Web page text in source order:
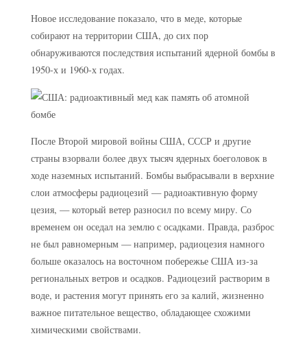
Новое исследование показало, что в меде, которые
собирают на территории США, до сих пор
обнаруживаются последствия испытаний ядерной бомбы в
1950-х и 1960-х годах.
После Второй мировой войны США, СССР и другие
страны взорвали более двух тысяч ядерных боеголовок в
ходе наземных испытаний. Бомбы выбрасывали в верхние
слои атмосферы радиоцезий — радиоактивную форму
цезия, — который ветер разносил по всему миру. Со
временем он оседал на землю с осадками. Правда, разброс
не был равномерным — например, радиоцезия намного
больше оказалось на восточном побережье США из-за
региональных ветров и осадков. Радиоцезий растворим в
воде, и растения могут принять его за калий, жизненно
важное питательное вещество, обладающее схожими
химическими свойствами.